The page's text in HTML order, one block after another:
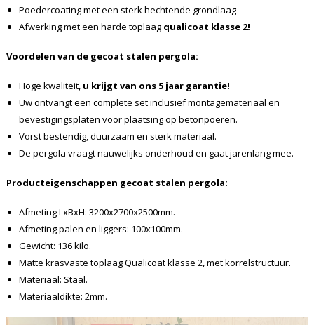
Poedercoating met een sterk hechtende grondlaag
Afwerking met een harde toplaag qualicoat klasse 2!
Voordelen van de gecoat stalen pergola:
Hoge kwaliteit, u krijgt van ons 5 jaar garantie!
Uw ontvangt een complete set inclusief montagemateriaal en
bevestigingsplaten voor plaatsing op betonpoeren.
Vorst bestendig, duurzaam en sterk materiaal.
De pergola vraagt nauwelijks onderhoud en gaat jarenlang mee.
Producteigenschappen gecoat stalen pergola:
Afmeting LxBxH: 3200x2700x2500mm.
Afmeting palen en liggers: 100x100mm.
Gewicht: 136 kilo.
Matte krasvaste toplaag Qualicoat klasse 2, met korrelstructuur.
Materiaal: Staal.
Materiaaldikte: 2mm.